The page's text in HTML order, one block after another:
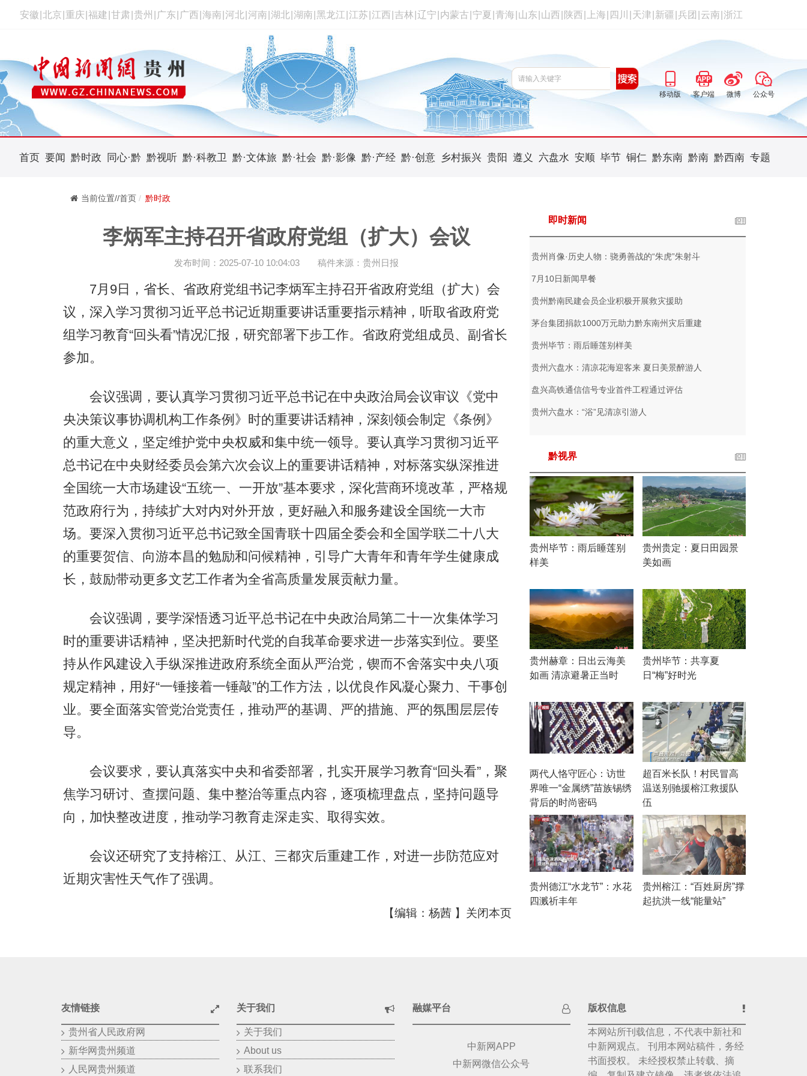
安徽 北京 重庆 福建 甘肃 贵州 广东 广西 海南 河北 河南 湖北 湖南 黑龙江 江苏 江西 吉林 辽宁 内蒙古 宁夏 青海 山东 山西 陕西 上海 四川 天津 新疆 兵团 云南 浙江
移动版 客户端 微博 公众号
首页 要闻 黔时政 同心·黔 黔视听 黔·科教卫 黔·文体旅 黔·社会 黔·影像 黔·产经 黔·创意 乡村振兴 贵阳 遵义 六盘水 安顺 毕节 铜仁 黔东南 黔南 黔西南 专题
当前位置//首页 黔时政
李炳军主持召开省政府党组（扩大）会议
发布时间：2025-07-10 10:04:03 稿件来源：贵州日报
7月9日，省长、省政府党组书记李炳军主持召开省政府党组（扩大）会
议，深入学习贯彻习近平总书记近期重要讲话重要指示精神，听取省政府党
组学习教育“回头看”情况汇报，研究部署下步工作。省政府党组成员、副省长
参加。
会议强调，要认真学习贯彻习近平总书记在中央政治局会议审议《党中
央决策议事协调机构工作条例》时的重要讲话精神，深刻领会制定《条例》
的重大意义，坚定维护党中央权威和集中统一领导。要认真学习贯彻习近平
总书记在中央财经委员会第六次会议上的重要讲话精神，对标落实纵深推进
全国统一大市场建设“五统一、一开放”基本要求，深化营商环境改革，严格规
范政府行为，持续扩大对内对外开放，更好融入和服务建设全国统一大市
场。要深入贯彻习近平总书记致全国青联十四届全委会和全国学联二十八大
的重要贺信、向游本昌的勉励和问候精神，引导广大青年和青年学生健康成
长，鼓励带动更多文艺工作者为全省高质量发展贡献力量。
会议强调，要学深悟透习近平总书记在中央政治局第二十一次集体学习
时的重要讲话精神，坚决把新时代党的自我革命要求进一步落实到位。要坚
持从作风建设入手纵深推进政府系统全面从严治党，锲而不舍落实中央八项
规定精神，用好“一锤接着一锤敲”的工作方法，以优良作风凝心聚力、干事创
业。要全面落实管党治党责任，推动严的基调、严的措施、严的氛围层层传
导。
会议要求，要认真落实中央和省委部署，扎实开展学习教育“回头看”，聚
焦学习研讨、查摆问题、集中整治等重点内容，逐项梳理盘点，坚持问题导
向，加快整改进度，推动学习教育走深走实、取得实效。
会议还研究了支持榕江、从江、三都灾后重建工作，对进一步防范应对
近期灾害性天气作了强调。
【编辑：杨茜 】 关闭本页
即时新闻
贵州肖像·历史人物：骁勇善战的“朱虎”朱射斗
7月10日新闻早餐
贵州黔南民建会员企业积极开展救灾援助
茅台集团捐款1000万元助力黔东南州灾后重建
贵州毕节：雨后睡莲别样美
贵州六盘水：清凉花海迎客来 夏日美景醉游人
盘兴高铁通信信号专业首件工程通过评估
贵州六盘水：“浴”见清凉引游人
黔视界
贵州毕节：雨后睡莲别
样美
贵州贵定：夏日田园景
美如画
贵州赫章：日出云海美
如画 清凉避暑正当时
贵州毕节：共享夏
日“梅”好时光
两代人恪守匠心：访世
界唯一“金属绣”苗族锡绣
背后的时尚密码
超百米长队！村民冒高
温送别驰援榕江救援队
伍
贵州德江“水龙节”：水花
四溅祈丰年
贵州榕江：“百姓厨房”撑
起抗洪一线“能量站”
友情链接
贵州省人民政府网
新华网贵州频道
人民网贵州频道
关于我们
关于我们
About us
联系我们
融媒平台
中新网APP
中新网微信公众号
版权信息
本网站所刊载信息，不代表中新社和
中新网观点。 刊用本网站稿件，务经
书面授权。 未经授权禁止转载、摘